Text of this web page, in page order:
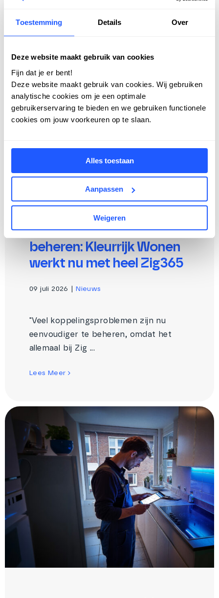
Toestemming Details Over
Deze website maakt gebruik van cookies
Fijn dat je er bent!
Deze website maakt gebruik van cookies. Wij gebruiken
analytische cookies om je een optimale
gebruikerservaring te bieden en we gebruiken functionele
cookies om jouw voorkeuren op te slaan.
Alles toestaan
Aanpassen
Weigeren
Eerder live dan gepland en
minder koppelingen om te
beheren: Kleurrijk Wonen
werkt nu met heel Zig365
09 juli 2026 Nieuws
"Veel koppelingsproblemen zijn nu
eenvoudiger te beheren, omdat het
allemaal bij Zig ...
Lees Meer